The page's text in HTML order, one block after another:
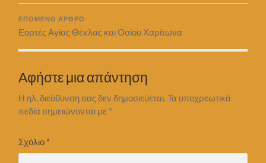
ΕΠΌΜΕΝΟ ΆΡΘΡΟ
Εορτές Αγίας Θέκλας και Οσίου Χαρίτωνα
Αφήστε μια απάντηση
Η ηλ. διεύθυνση σας δεν δημοσιεύεται.Τα υποχρεωτικά
πεδία σημειώνονται με *
Σχόλιο *